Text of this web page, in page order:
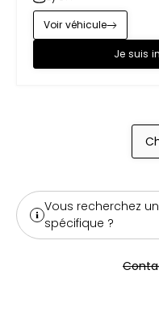
Je suis
Voir véhicule
Vous recherchez
spécifique ?